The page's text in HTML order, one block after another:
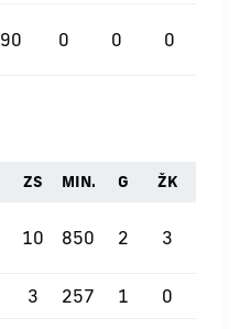
90 0 0 0
ZS MIN. G ŽK
10 850 2 3
3 257 1 0